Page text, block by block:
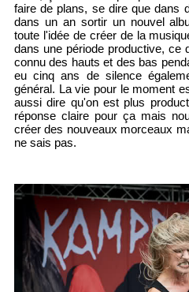
faire de plans, se dire que dans
dans un an sortir un nouvel
toute l'idée de créer de la
dans une période productive, ce
connu des hauts et des bas
eu cinq ans de silence
général. La vie pour le moment
aussi dire qu'on est plus
réponse claire pour ça mais
créer des nouveaux morceaux
ne sais pas.